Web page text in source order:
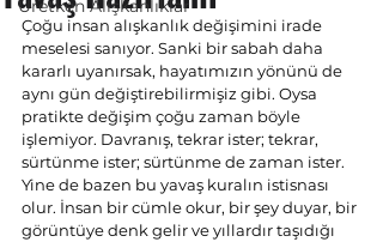
Üretken Alışkanlıklar
Çoğu insan alışkanlık değişimini irade
meselesi sanıyor. Sanki bir sabah daha
kararlı uyanırsak, hayatımızın yönünü de
aynı gün değiştirebilirmişiz gibi. Oysa
pratikte değişim çoğu zaman böyle
işlemiyor. Davranış, tekrar ister; tekrar,
sürtünme ister; sürtünme de zaman ister.
Yine de bazen bu yavaş kuralın istisnası
olur. İnsan bir cümle okur, bir şey duyar, bir
görüntüye denk gelir ve yıllardır taşıdığı